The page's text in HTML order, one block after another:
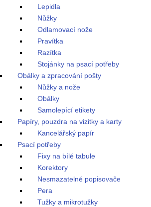
Lepidla
Nůžky
Odlamovací nože
Pravítka
Razítka
Stojánky na psací potřeby
Obálky a zpracování pošty
Nůžky a nože
Obálky
Samolepící etikety
Papíry, pouzdra na vizitky a karty
Kancelářský papír
Psací potřeby
Fixy na bílé tabule
Korektory
Nesmazatelné popisovače
Pera
Tužky a mikrotužky